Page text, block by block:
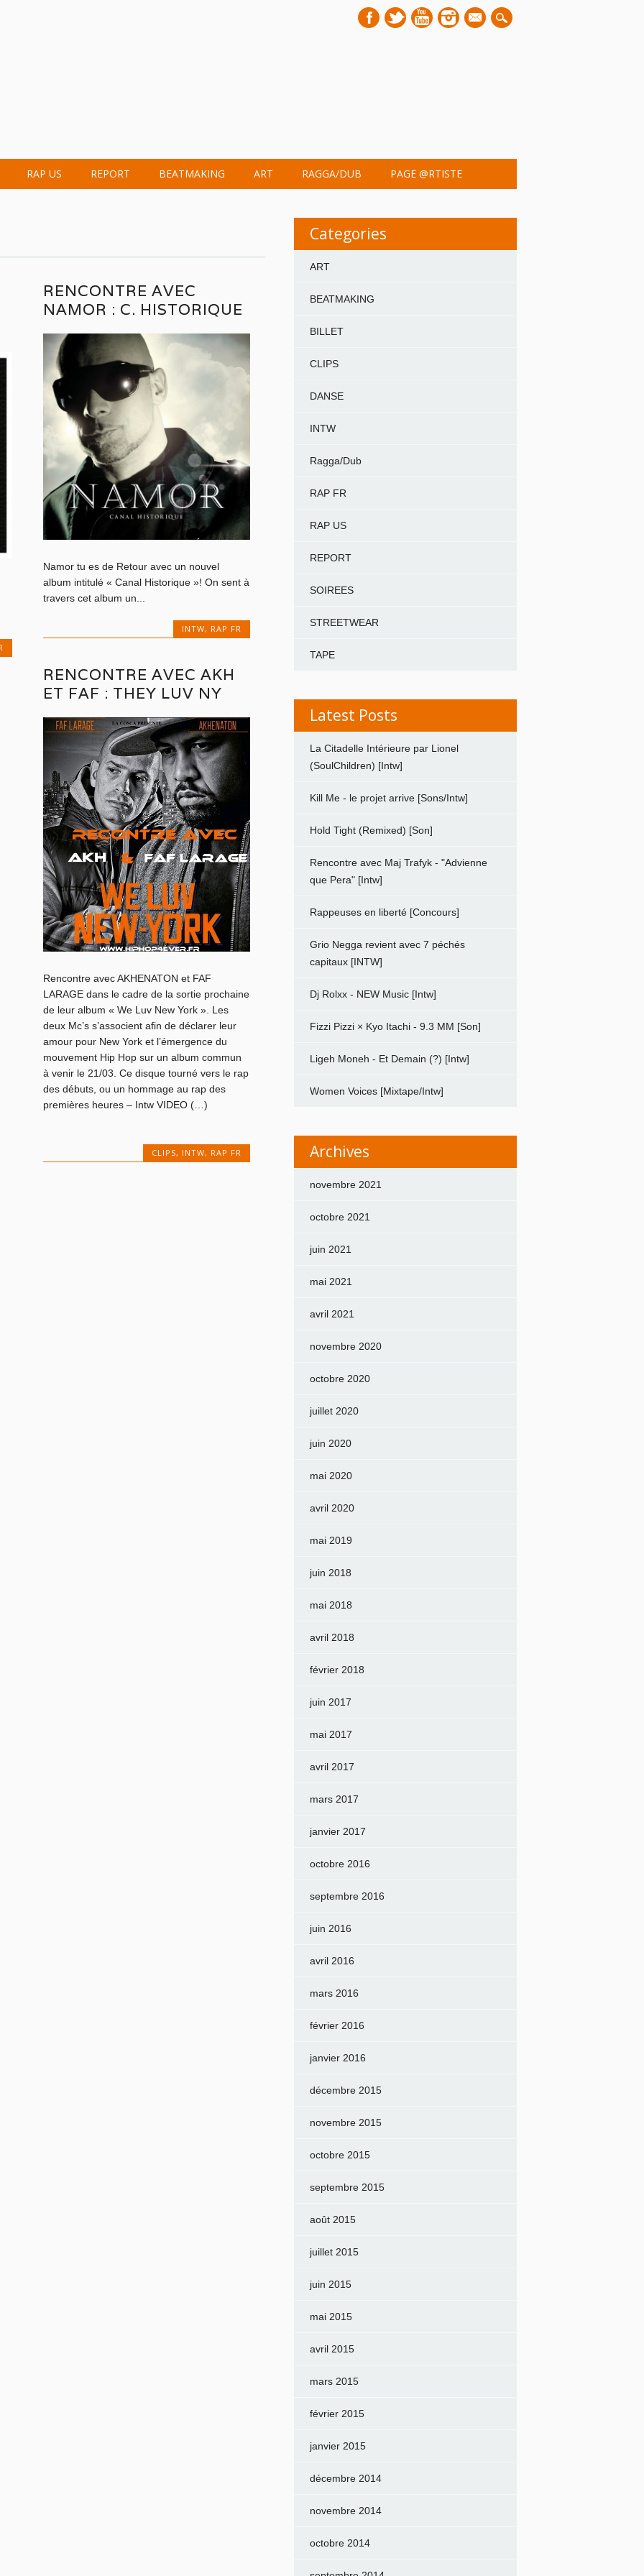
mail
RAP US REPORT BEATMAKING ART RAGGA/DUB PAGE @RTISTE
RENCONTRE AVEC
NAMOR : C. HISTORIQUE
Namor tu es de Retour avec un nouvel
album intitulé « Canal Historique »! On sent à
travers cet album un...
INTW, RAP FR
RENCONTRE AVEC AKH
ET FAF : THEY LUV NY
Rencontre avec AKHENATON et FAF
LARAGE dans le cadre de la sortie prochaine
de leur album « We Luv New York ». Les
deux Mc’s s’associent afin de déclarer leur
amour pour New York et l’émergence du
mouvement Hip Hop sur un album commun
à venir le 21/03. Ce disque tourné vers le rap
des débuts, ou un hommage au rap des
premières heures – Intw VIDEO (…)
CLIPS, INTW, RAP FR
Categories
ART
BEATMAKING
BILLET
CLIPS
DANSE
INTW
Ragga/Dub
RAP FR
RAP US
REPORT
SOIREES
STREETWEAR
TAPE
Latest Posts
La Citadelle Intérieure par Lionel
(SoulChildren) [Intw]
Kill Me - le projet arrive [Sons/Intw]
Hold Tight (Remixed) [Son]
Rencontre avec Maj Trafyk - "Advienne
que Pera" [Intw]
Rappeuses en liberté [Concours]
Grio Negga revient avec 7 péchés
capitaux [INTW]
Dj Rolxx - NEW Music [Intw]
Fizzi Pizzi × Kyo Itachi - 9.3 MM [Son]
Ligeh Moneh - Et Demain (?) [Intw]
Women Voices [Mixtape/Intw]
Archives
novembre 2021
octobre 2021
juin 2021
mai 2021
avril 2021
novembre 2020
octobre 2020
juillet 2020
juin 2020
mai 2020
avril 2020
mai 2019
juin 2018
mai 2018
avril 2018
février 2018
juin 2017
mai 2017
avril 2017
mars 2017
janvier 2017
octobre 2016
septembre 2016
juin 2016
avril 2016
mars 2016
février 2016
janvier 2016
décembre 2015
novembre 2015
octobre 2015
septembre 2015
août 2015
juillet 2015
juin 2015
mai 2015
avril 2015
mars 2015
février 2015
janvier 2015
décembre 2014
novembre 2014
octobre 2014